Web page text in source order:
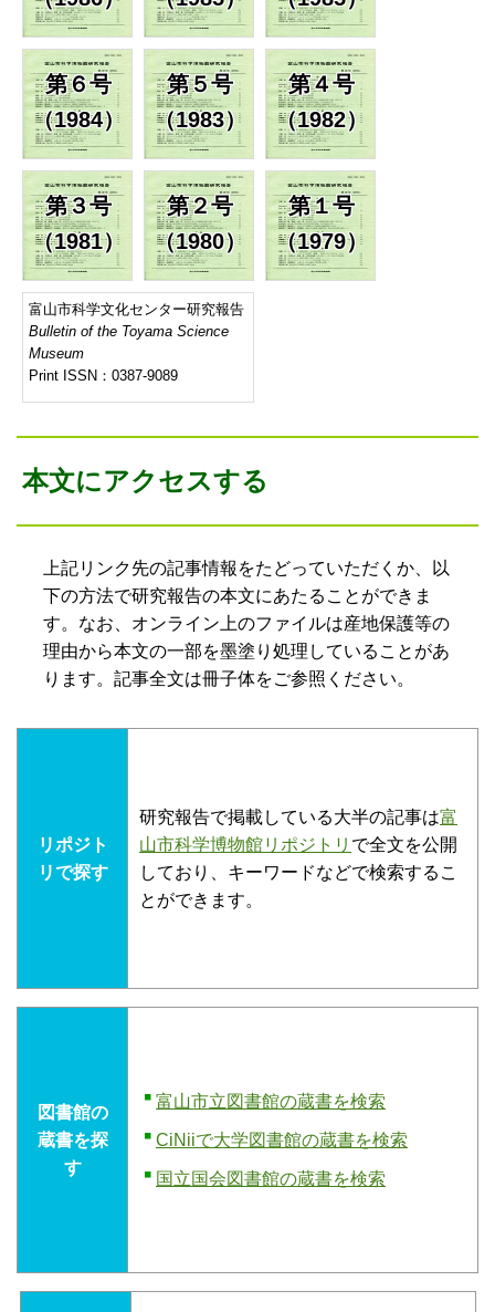
第６号
（1984）
第５号
（1983）
第４号
（1982）
第３号
（1981）
第２号
（1980）
第１号
（1979）
富山市科学文化センター研究報告
Bulletin of the Toyama Science
Museum
Print ISSN：0387-9089
本文にアクセスする
上記リンク先の記事情報をたどっていただくか、以
下の方法で研究報告の本文にあたることができま
す。なお、オンライン上のファイルは産地保護等の
理由から本文の一部を墨塗り処理していることがあ
ります。記事全文は冊子体をご参照ください。
リポジト
リで探す
研究報告で掲載している大半の記事は富
山市科学博物館リポジトリ で全文を公開
しており、キーワードなどで検索するこ
とができます。
図書館の
蔵書を探
す
富山市立図書館の蔵書を検索
CiNiiで大学図書館の蔵書を検索
国立国会図書館の蔵書を検索